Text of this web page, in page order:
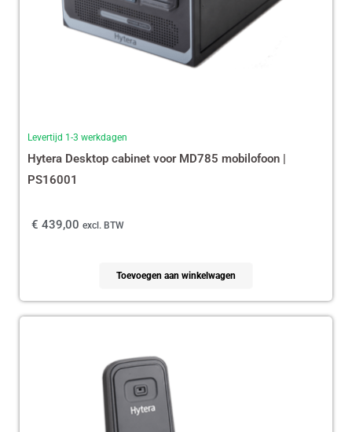
Levertijd 1-3 werkdagen
Hytera Desktop cabinet voor MD785 mobilofoon |
PS16001
€ 439,00 excl. BTW
Toevoegen aan winkelwagen